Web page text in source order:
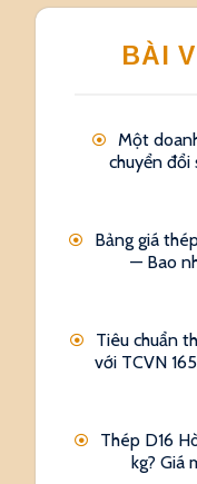
BÀI
Một
chuyển đổi
Bảng giá
— Bao
Tiêu chuẩn
với TCVN
Thép D16
kg? Giá